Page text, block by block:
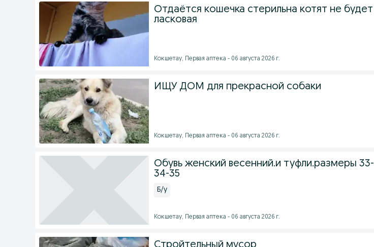
Отдаётся кошечка стерильна котят не будет
ласковая
Кокшетау, Первая аптека - 06 августа 2026 г.
ИЩУ ДОМ для прекрасной собаки
Кокшетау, Первая аптека - 06 августа 2026 г.
Обувь женский весенний.и туфли.размеры 33-
34-35
Б/у
Кокшетау, Первая аптека - 06 августа 2026 г.
Стройтельный мусор